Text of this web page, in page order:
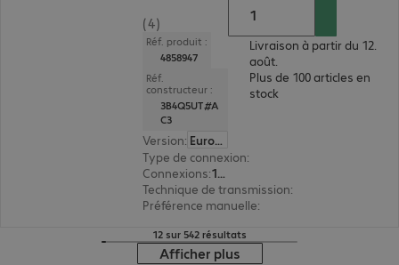
(4)
Réf. produit :
4858947
Réf.
constructeur :
3B4Q5UT#A
C3
Version:
Europe
Type de connexion:
Connexions: 1 x USB type A
Technique de transmission:
Préférence manuelle:
Livraison à partir du 12.
août.
Plus de 100 articles en
stock
12 sur 542 résultats
Afficher plus